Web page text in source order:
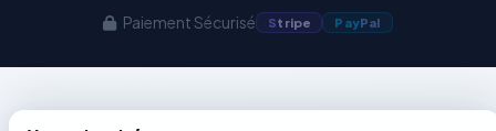
Paiement Sécurisé Stripe PayPal